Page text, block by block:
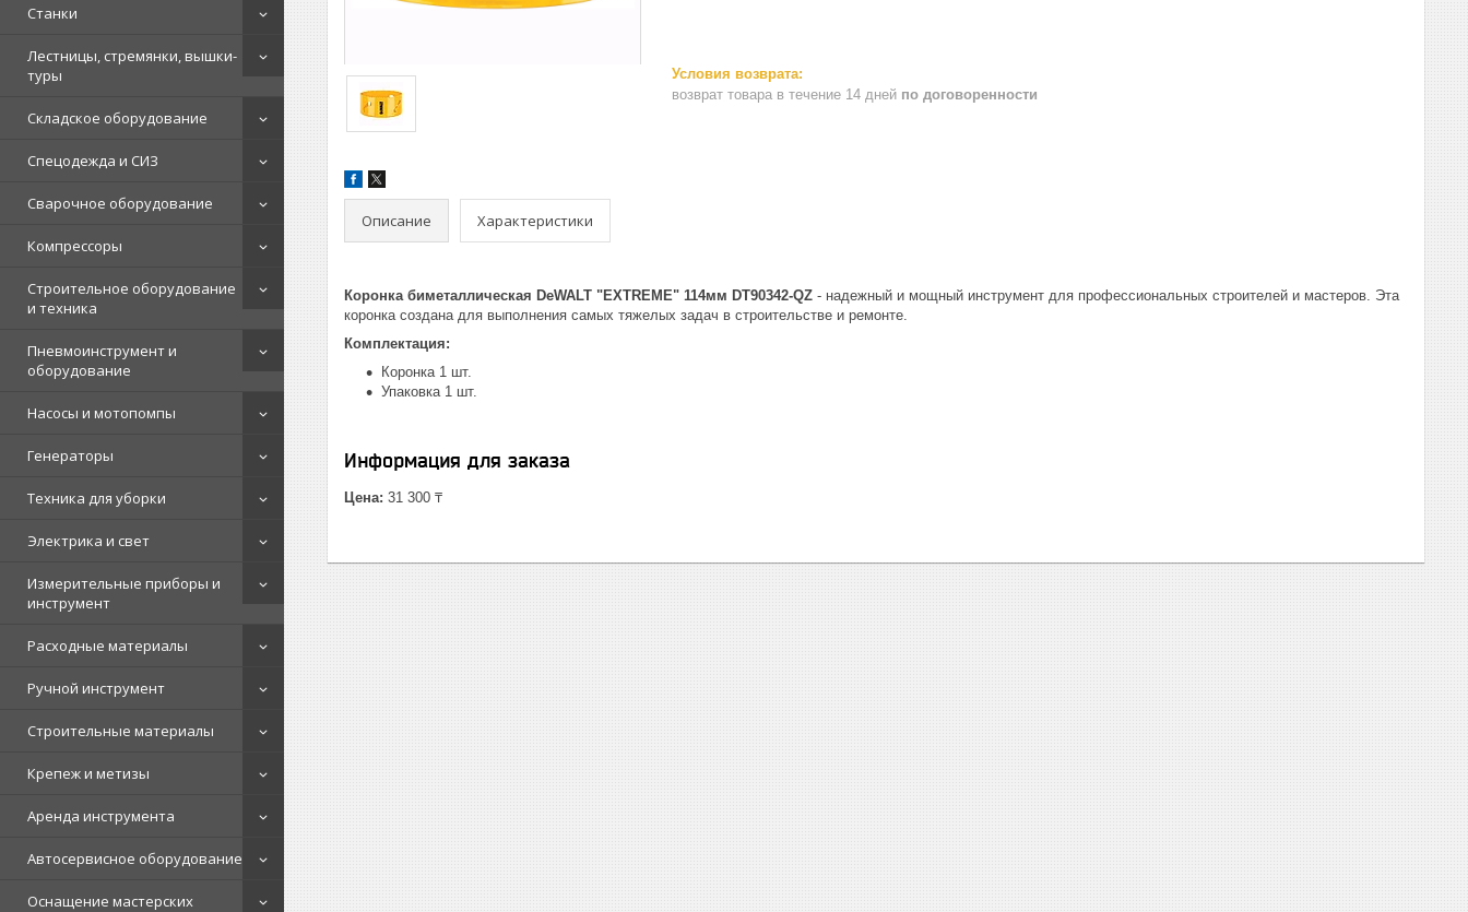
Станки
Лестницы, стремянки, вышки-
туры
Складское оборудование
Спецодежда и СИЗ
Сварочное оборудование
Компрессоры
Строительное оборудование
и техника
Пневмоинструмент и
оборудование
Насосы и мотопомпы
Генераторы
Техника для уборки
Электрика и свет
Измерительные приборы и
инструмент
Расходные материалы
Ручной инструмент
Строительные материалы
Крепеж и метизы
Аренда инструмента
Автосервисное оборудование
Оснащение мастерских
возврат товара в течение 14 дней по договоренности
Описание Характеристики
Коронка биметаллическая DeWALT "EXTREME" 114мм DT90342-QZ - надежный и мощный инструмент для профессиональных строителей и мастеров. Эта
коронка создана для выполнения самых тяжелых задач в строительстве и ремонте.
Комплектация:
Коронка 1 шт.
Упаковка 1 шт.
Информация для заказа
Цена: 31 300 ₸